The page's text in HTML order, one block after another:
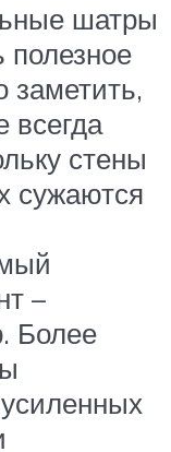
шатры
полезное
заметить,
всегда
стены
сужаются
–
Более